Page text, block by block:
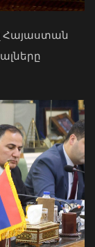
Հայաստան